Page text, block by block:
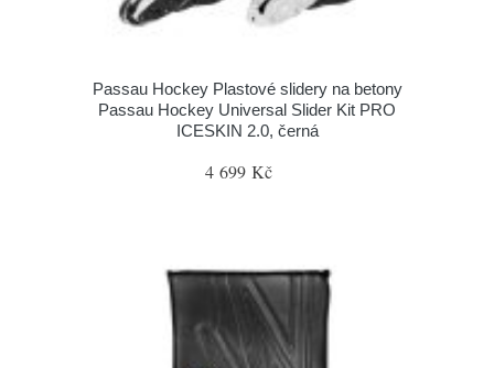
Passau Hockey Plastové slidery na betony
Passau Hockey Universal Slider Kit PRO
ICESKIN 2.0, černá
4 699 Kč